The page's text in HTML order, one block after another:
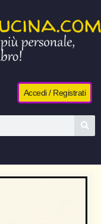
Accedi / Registrati